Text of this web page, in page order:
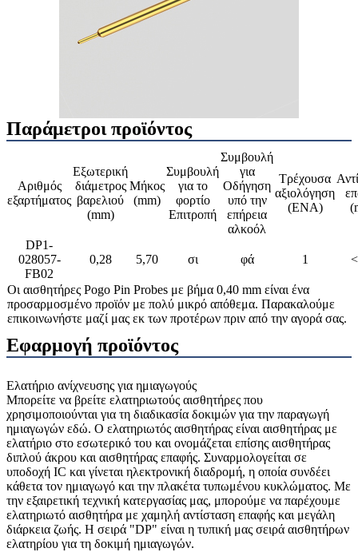
Παράμετροι προϊόντος
Αριθμός
εξαρτήματος
Εξωτερική
διάμετρος
βαρελιού
(mm)
Μήκος
(mm)
Συμβουλή
για το
φορτίο
Επιτροπή
Συμβουλή
για
Οδήγηση
υπό την
επήρεια
αλκοόλ
Τρέχουσα
αξιολόγηση
(ΕΝΑ)
DP1-
028057-
FB02
0,28 5,70 σι φά 1
Οι αισθητήρες Pogo Pin Probes με βήμα 0,40 mm είναι ένα
προσαρμοσμένο προϊόν με πολύ μικρό απόθεμα. Παρακαλούμε
επικοινωνήστε μαζί μας εκ των προτέρων πριν από την αγορά σας.
Εφαρμογή προϊόντος
Ελατήριο ανίχνευσης για ημιαγωγούς
Μπορείτε να βρείτε ελατηριωτούς αισθητήρες που
χρησιμοποιούνται για τη διαδικασία δοκιμών για την παραγωγή
ημιαγωγών εδώ. Ο ελατηριωτός αισθητήρας είναι αισθητήρας με
ελατήριο στο εσωτερικό του και ονομάζεται επίσης αισθητήρας
διπλού άκρου και αισθητήρας επαφής. Συναρμολογείται σε
υποδοχή IC και γίνεται ηλεκτρονική διαδρομή, η οποία συνδέει
κάθετα τον ημιαγωγό και την πλακέτα τυπωμένου κυκλώματος. Με
την εξαιρετική τεχνική κατεργασίας μας, μπορούμε να παρέχουμε
ελατηριωτό αισθητήρα με χαμηλή αντίσταση επαφής και μεγάλη
διάρκεια ζωής. Η σειρά "DP" είναι η τυπική μας σειρά αισθητήρων
ελατηρίου για τη δοκιμή ημιαγωγών.